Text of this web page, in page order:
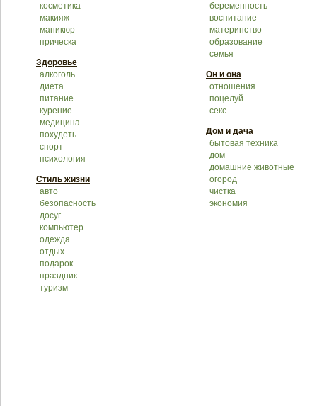
косметика
макияж
маникюр
прическа
Здоровье
алкоголь
диета
питание
курение
медицина
похудеть
спорт
психология
Стиль жизни
авто
безопасность
досуг
компьютер
одежда
отдых
подарок
праздник
туризм
беременность
воспитание
материнство
образование
семья
Он и она
отношения
поцелуй
секс
Дом и дача
бытовая техника
дом
домашние животные
огород
чистка
экономия